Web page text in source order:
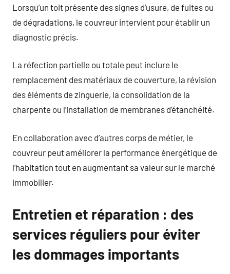
Lorsqu’un toit présente des signes d’usure, de fuites ou
de dégradations, le couvreur intervient pour établir un
diagnostic précis.
La réfection partielle ou totale peut inclure le
remplacement des matériaux de couverture, la révision
des éléments de zinguerie, la consolidation de la
charpente ou l’installation de membranes d’étanchéité.
En collaboration avec d’autres corps de métier, le
couvreur peut améliorer la performance énergétique de
l’habitation tout en augmentant sa valeur sur le marché
immobilier.
Entretien et réparation : des
services réguliers pour éviter
les dommages importants